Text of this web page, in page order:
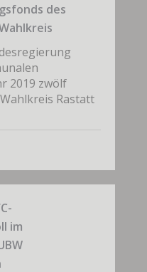
des
2019 zwölf
Rastatt
im